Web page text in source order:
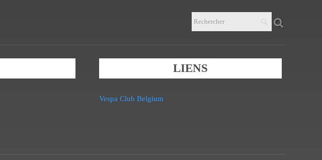
LIENS
Vespa Club Belgium